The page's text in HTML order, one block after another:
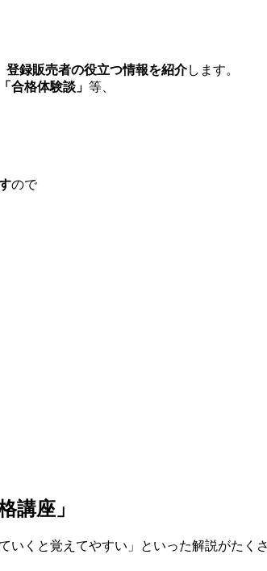
登録販売者の役立つ情報を紹介します。
合格体験談」 等、
ので
講座」
くと覚えてやすい」といった解説がたく